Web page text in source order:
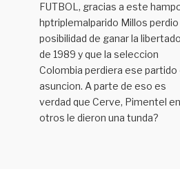
FUTBOL, gracias a este
hptriplemalparido Millos perdio
posibilidad de ganar la
de 1989 y que la seleccion
Colombia perdiera ese partido
asuncion. A parte de eso es
verdad que Cerve, Pimentel
otros le dieron una tunda?